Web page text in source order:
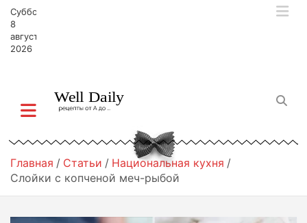
Суббота,
8
августа,
2026
Главная Статьи
Национальная кухня
Слойки с копченой меч-рыбой